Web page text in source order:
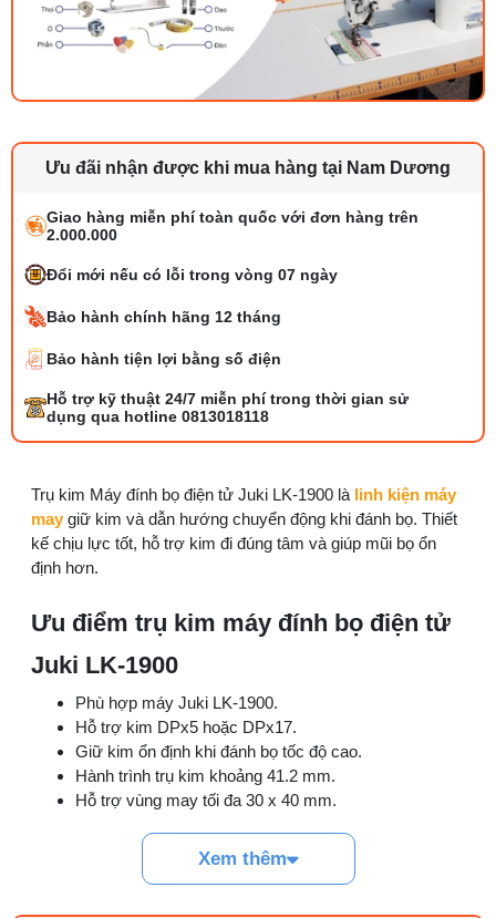
Ưu đãi nhận được khi mua hàng tại Nam Dương
Giao hàng miễn phí toàn quốc với đơn hàng trên
2.000.000
Đổi mới nếu có lỗi trong vòng 07 ngày
Bảo hành chính hãng 12 tháng
Bảo hành tiện lợi bằng số điện
Hỗ trợ kỹ thuật 24/7 miễn phí trong thời gian sử
dụng qua hotline 0813018118
Trụ kim Máy đính bọ điện tử Juki LK-1900 là linh kiện máy
may giữ kim và dẫn hướng chuyển động khi đánh bọ. Thiết
kế chịu lực tốt, hỗ trợ kim đi đúng tâm và giúp mũi bọ ổn
định hơn.
Ưu điểm trụ kim máy đính bọ điện tử
Juki LK-1900
Phù hợp máy Juki LK-1900.
Hỗ trợ kim DPx5 hoặc DPx17.
Giữ kim ổn định khi đánh bọ tốc độ cao.
Hành trình trụ kim khoảng 41.2 mm.
Hỗ trợ vùng may tối đa 30 x 40 mm.
Trụ kim máy đánh bọ Juki LK-1850
Xem thêm
Bộ phụ trợ kéo vải máy may là gì? Công
dụng và cách lắp
Tổng hợp 6 loại kéo cắt vải ngành may
đáng mua
25/07/2026 09:30 AM
chỉ đúng
21/07/2026 09:08 AM
Cách vệ sinh máy cắt nhiệt dây đai an toàn,
dễ làm
08/08/2026 08:58 AM
Quy trình kiểm vải đầu vào và cách tính
điểm lỗi chuẩn
05/08/2026 10:52 AM
bỏ mũi